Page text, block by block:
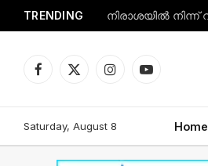
Facebook
X
InstagramYouTube
Saturday, August 8 Home